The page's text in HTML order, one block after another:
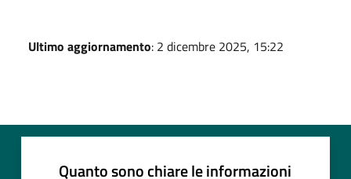
Ultimo aggiornamento: 2 dicembre 2025, 15:22
Quanto sono chiare le informazioni